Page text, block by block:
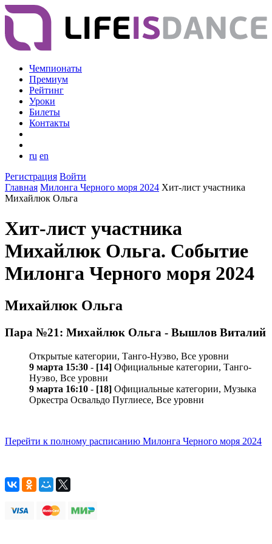
Чемпионаты
Премиум
Рейтинг
Уроки
Билеты
Контакты
ru en
Регистрация Войти
Главная Милонга Черного моря 2024 Хит-лист участника
Михайлюк Ольга
Хит-лист участника
Михайлюк Ольга. Событие
Милонга Черного моря 2024
Михайлюк Ольга
Пара №21: Михайлюк Ольга - Вышлов Виталий
Открытые категории, Танго-Нуэво, Все уровни
9 марта 15:30 - [14] Официальные категории, Танго-
Нуэво, Все уровни
9 марта 16:10 - [18] Официальные категории, Музыка
Оркестра Освальдо Пуглиесе, Все уровни
Перейти к полному расписанию Милонга Черного моря 2024